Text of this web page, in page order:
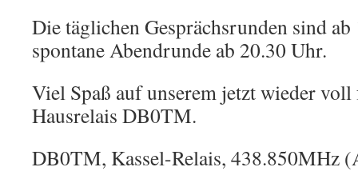
Die täglichen Gesprächsrunden sind
spontane Abendrunde ab 20.30 Uhr.
Viel Spaß auf unserem jetzt wieder
Hausrelais DB0TM.
DB0TM, Kassel-Relais, 438.850MHz